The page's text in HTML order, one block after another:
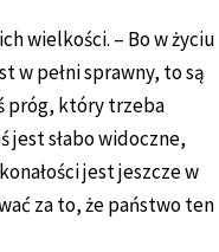
wielkości. – Bo w życiu
w pełni sprawny, to są
próg, który trzeba
jest słabo widoczne,
jest jeszcze w
za to, że państwo ten